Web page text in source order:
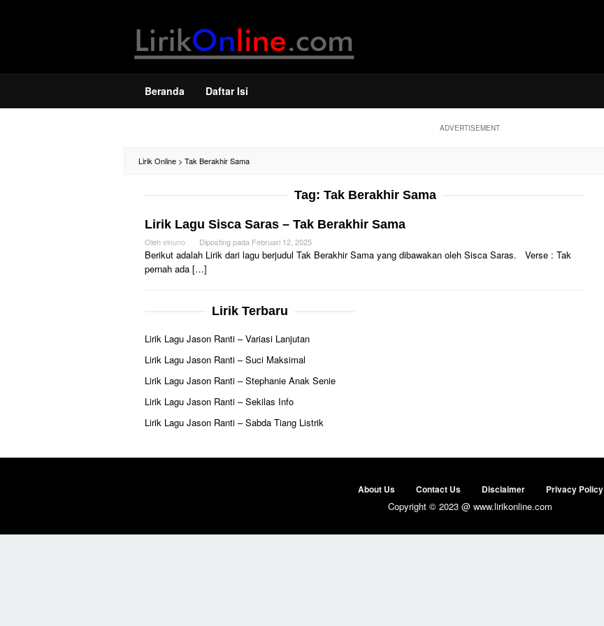
Beranda Daftar Isi
ADVERTISEMENT
Lirik Online > Tak Berakhir Sama
Tag: Tak Berakhir Sama
Lirik Lagu Sisca Saras – Tak Berakhir Sama
Olehelnuno Diposting pada Februari 12, 2025
Berikut adalah Lirik dari lagu berjudul Tak Berakhir Sama yang dibawakan oleh Sisca Saras. Verse : Tak
pernah ada […]
Lirik Terbaru
Lirik Lagu Jason Ranti – Variasi Lanjutan
Lirik Lagu Jason Ranti – Suci Maksimal
Lirik Lagu Jason Ranti – Stephanie Anak Senie
Lirik Lagu Jason Ranti – Sekilas Info
Lirik Lagu Jason Ranti – Sabda Tiang Listrik
About Us Contact Us Disclaimer Privacy Policy
Copyright © 2023 @ www.lirikonline.com